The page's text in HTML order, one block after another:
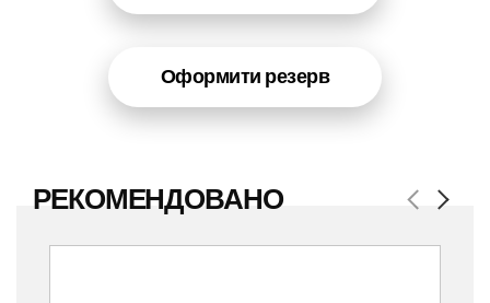
Оформити резерв
РЕКОМЕНДОВАНО Previous
Next